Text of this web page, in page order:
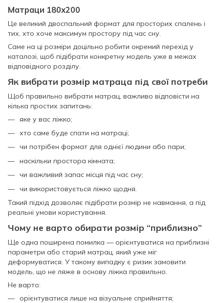
Матраци 180х200
Це великий двоспальний формат для просторих спалень і
тих, хто хоче максимум простору під час сну.
Саме на ці розміри доцільно робити окремий перехід у
каталозі, щоб підібрати конкретну модель уже в межах
відповідного розділу.
Як вибрати розмір матраца під свої потреби
Щоб правильно вибрати матрац, важливо відповісти на
кілька простих запитань:
яке у вас ліжко;
хто саме буде спати на матраці;
чи потрібен формат для однієї людини або пари;
наскільки простора кімната;
чи важливий запас місця під час сну;
чи використовується ліжко щодня.
Такий підхід дозволяє підібрати розмір не навмання, а під
реальні умови користування.
Чому не варто обирати розмір “приблизно”
Ще одна поширена помилка — орієнтуватися на приблизні
параметри або старий матрац, який уже міг
деформуватися. У такому випадку є ризик замовити
модель, що не ляже в основу ліжка правильно.
Не варто:
орієнтуватися лише на візуальне сприйняття;